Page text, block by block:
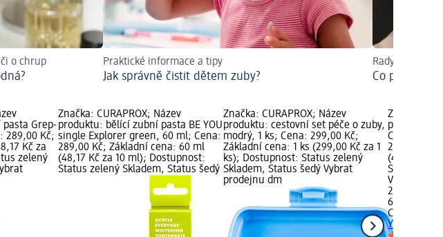
o chrup Praktické informace a tipy
Jak správně čistit dětem zuby?
Rady a
Co pomáhá
Grep-
289,00 Kč;
Kč za
zelený
Značka: CURAPROX; Název
produktu: bělící zubní pasta BE YOU
single Explorer green, 60 ml; Cena:
289,00 Kč; Základní cena: 60 ml
(48,17 Kč za 10 ml); Dostupnost:
Status zelený Skladem, Status šedý
Značka: CURAPROX; Název
produktu: cestovní set péče o zuby,
modrý, 1 ks; Cena: 299,00 Kč;
Základní cena: 1 ks (299,00 Kč za 1
ks); Dostupnost: Status zelený
Skladem, Status šedý Vybrat
prodejnu dm
Značka:
produktu:
Candy
289,00 Kč;
(48,17 Kč
Status
Vybrat
289,00 Kč
60 ml
CURAPROX
YOU Candy